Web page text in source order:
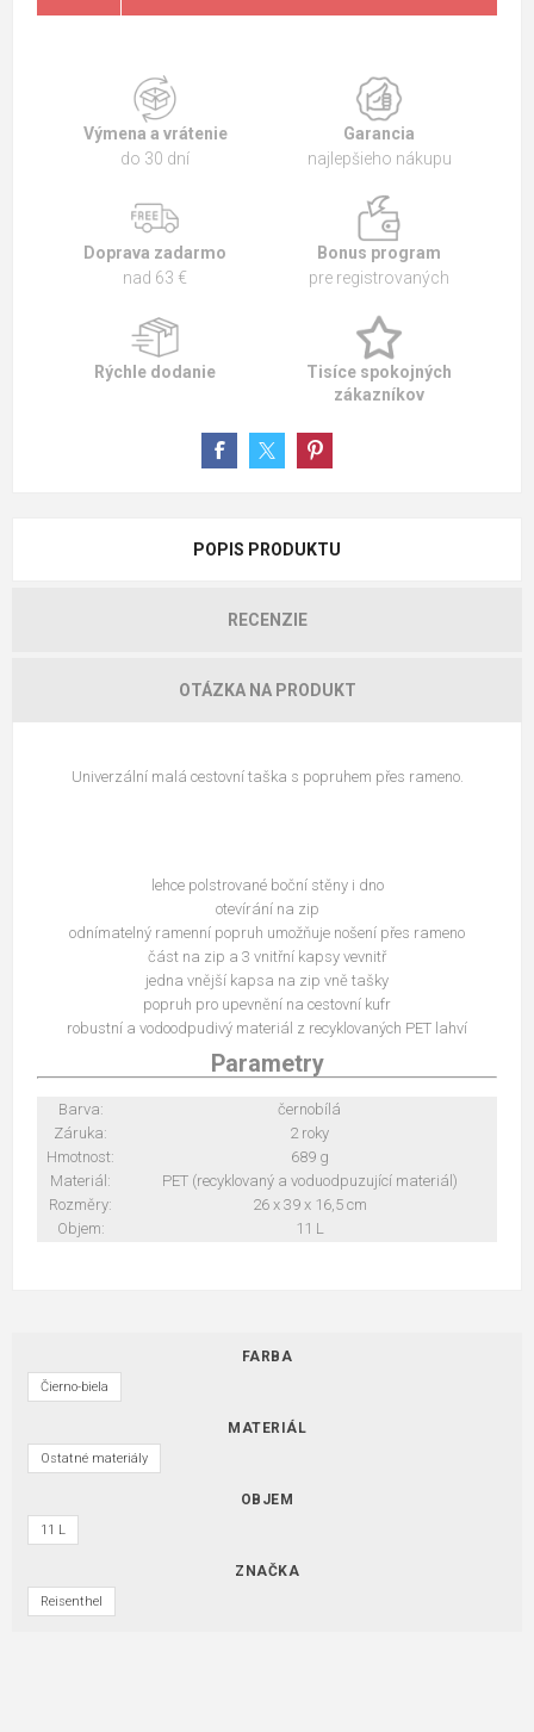
Výmena a vrátenie
do 30 dní
Garancia
najlepšieho nákupu
Doprava zadarmo
nad 63 €
Bonus program
pre registrovaných
Rýchle dodanie
Tisíce spokojných
zákazníkov
POPIS PRODUKTU
RECENZIE
OTÁZKA NA PRODUKT
Univerzální malá cestovní taška s popruhem přes rameno.
lehce polstrované boční stěny i dno
otevírání na zip
odnímatelný ramenní popruh umožňuje nošení přes rameno
část na zip a 3 vnitřní kapsy vevnitř
jedna vnější kapsa na zip vně tašky
popruh pro upevnění na cestovní kufr
robustní a vodoodpudivý materiál z recyklovaných PET lahví
Parametry
Barva:
černobílá
Záruka:
2 roky
Hmotnost:
689 g
Materiál:
PET (recyklovaný a voduodpuzující materiál)
Rozměry:
26 x 39 x 16,5 cm
Objem:
11 L
FARBA
Čierno-biela
MATERIÁL
Ostatné materiály
OBJEM
11 L
ZNAČKA
Reisenthel